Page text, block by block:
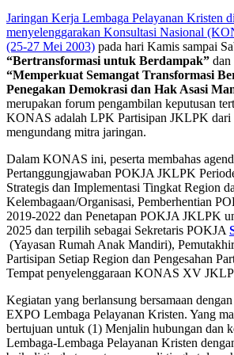
Jaringan Kerja Lembaga Pelayanan Kristen
menyelenggarakan Konsultasi Nasional
(25-27 Mei 2003) pada hari Kamis sampai
“Bertransformasi untuk Berdampak” dan
“Memperkuat Semangat Transformasi
Penegakan Demokrasi dan Hak Asasi
merupakan forum pengambilan keputusan
KONAS adalah LPK Partisipan JKLPK dari
mengundang mitra jaringan.
Dalam KONAS ini, peserta membahas
Pertanggungjawaban POKJA JKLPK
Strategis dan Implementasi Tingkat Region
Kelembagaan/Organisasi, Pemberhentian
2019-2022 dan Penetapan POKJA JKLPK
2025 dan terpilih sebagai Sekretaris POKJA
(Yayasan Rumah Anak Mandiri),
Partisipan Setiap Region dan Pengesahan
Tempat penyelenggaraan KONAS XV
Kegiatan yang berlansung bersamaan
EXPO Lembaga Pelayanan Kristen. Yang
bertujuan untuk (1) Menjalin hubungan dan
Lembaga-Lembaga Pelayanan Kristen